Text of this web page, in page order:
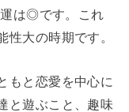
は◎です。これ
性大の時期です。
もと恋愛を中心に
と遊ぶこと、趣味